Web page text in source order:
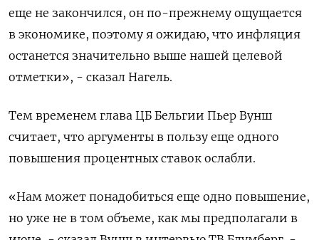
еще не закончился, он по-прежнему ощущается
в экономике, поэтому я ожидаю, что инфляция
останется значительно выше нашей целевой
отметки», - сказал Нагель.
Тем временем глава ЦБ Бельгии Пьер Вунш
считает, что аргументы в пользу еще одного
повышения процентных ставок ослабли.
«Нам может понадобиться еще одно повышение,
но ​уже не в том объеме, ⁠как мы предполагали в